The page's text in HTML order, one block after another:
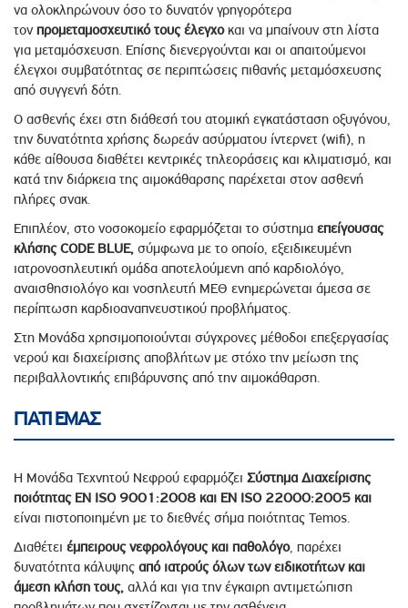
να ολοκληρώνουν όσο το δυνατόν γρηγορότερα
τον προμεταμοσχευτικό τους έλεγχοκαι να μπαίνουν στη λίστα
για μεταμόσχευση. Επίσης διενεργούνται και οι απαιτούμενοι
έλεγχοι συμβατότητας σε περιπτώσεις πιθανής μεταμόσχευσης
από συγγενή δότη.
Ο ασθενής έχει στη διάθεσή του ατομική εγκατάσταση οξυγόνου,
την δυνατότητα χρήσης δωρεάν ασύρματου ίντερνετ (wifi), η
κάθε αίθουσα διαθέτει κεντρικές τηλεοράσεις και κλιματισμό, και
κατά την διάρκεια της αιμοκάθαρσης παρέχεται στον ασθενή
πλήρες σνακ.
Επιπλέον, στο νοσοκομείο εφαρμόζεται το σύστημα επείγουσας
κλήσης CODE BLUE, σύμφωνα με το οποίο, εξειδικευμένη
ιατρονοσηλευτική ομάδα αποτελούμενη από καρδιολόγο,
αναισθησιολόγο και νοσηλευτή ΜΕΘ ενημερώνεται άμεσα σε
περίπτωση καρδιοαναπνευστικού προβλήματος.
Στη Μονάδα χρησιμοποιούνται σύγχρονες μέθοδοι επεξεργασίας
νερού και διαχείρισης αποβλήτων με στόχο την μείωση της
περιβαλλοντικής επιβάρυνσης από την αιμοκάθαρση.
ΓΙΑΤΙ ΕΜΑΣ
Η Μονάδα Τεχνητού Νεφρού εφαρμόζει Σύστημα Διαχείρισης
ποιότητας ΕΝ ISO 9001:2008 και EN ISO 22000:2005 και
είναι πιστοποιημένη με το διεθνές σήμα ποιότητας Temos.
Διαθέτει έμπειρους νεφρολόγους και παθολόγο, παρέχει
δυνατότητα κάλυψης από ιατρούς όλων των ειδικοτήτων και
άμεση κλήση τους, αλλά και για την έγκαιρη αντιμετώπιση